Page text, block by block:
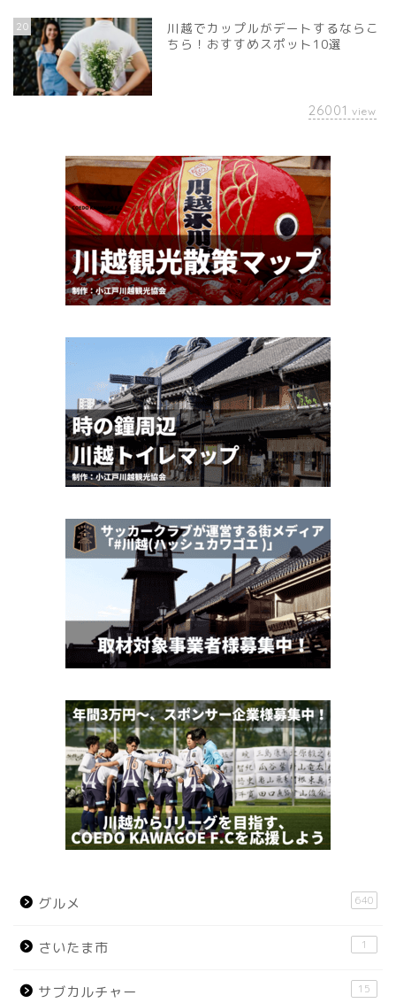
20
川越でカップルがデートするならこ
ちら！おすすめスポット10選
26001 view
グルメ 640
さいたま市 1
サブカルチャー 15